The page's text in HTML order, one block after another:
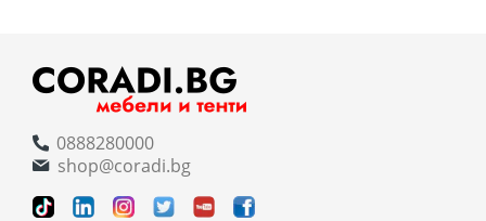
0888280000
shop@coradi.bg